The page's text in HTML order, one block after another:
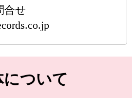
合せ
ついて